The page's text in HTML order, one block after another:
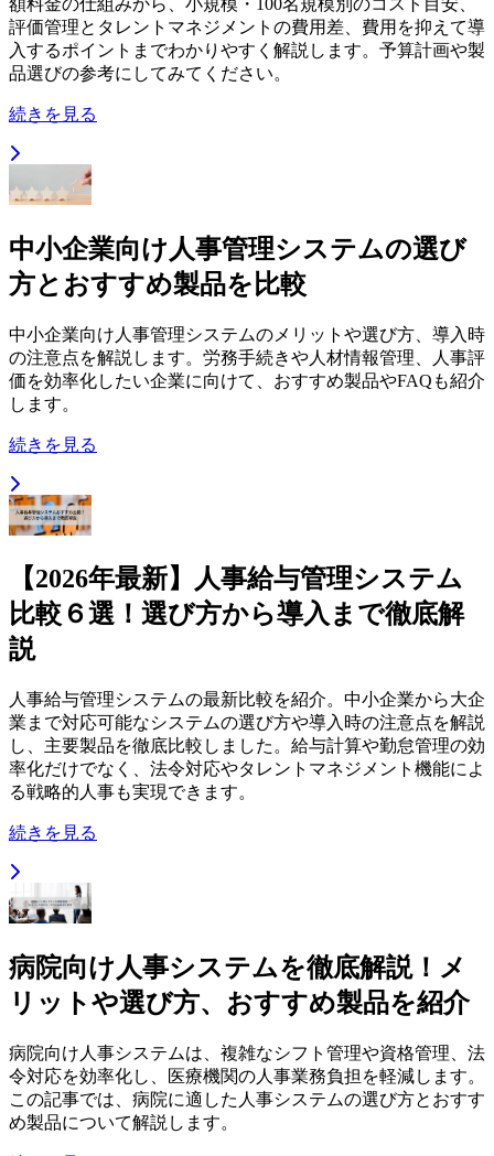
評価管理とタレントマネジメントの費用差、費用を抑えて導
入するポイントまでわかりやすく解説します。予算計画や製
品選びの参考にしてみてください。
続きを見る
中小企業向け人事管理システムの選び
方とおすすめ製品を比較
中小企業向け人事管理システムのメリットや選び方、導入時
の注意点を解説します。労務手続きや人材情報管理、人事評
価を効率化したい企業に向けて、おすすめ製品やFAQも紹介
します。
続きを見る
【2026年最新】人事給与管理システム
比較６選！選び方から導入まで徹底解
説
人事給与管理システムの最新比較を紹介。中小企業から大企
業まで対応可能なシステムの選び方や導入時の注意点を解説
し、主要製品を徹底比較しました。給与計算や勤怠管理の効
率化だけでなく、法令対応やタレントマネジメント機能によ
る戦略的人事も実現できます。
続きを見る
病院向け人事システムを徹底解説！メ
リットや選び方、おすすめ製品を紹介
病院向け人事システムは、複雑なシフト管理や資格管理、法
令対応を効率化し、医療機関の人事業務負担を軽減します。
この記事では、病院に適した人事システムの選び方とおすす
め製品について解説します。